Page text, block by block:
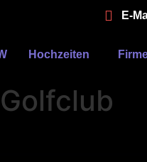
E-
Hochzeiten